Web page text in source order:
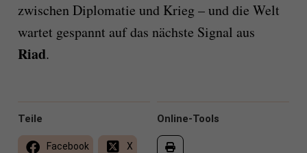
zwischen Diplomatie und Krieg – und die Welt
wartet gespannt auf das nächste Signal aus
Riad.
Online-Tools
Teile
Facebook X